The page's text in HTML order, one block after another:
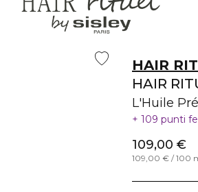
HAIR
HAIR
L'Huile
109 punti
109,00 €
109,00 € / 100